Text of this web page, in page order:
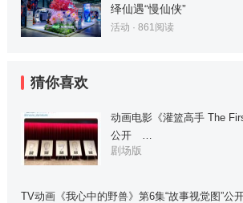
绎仙遇“慢仙侠”
活动 · 861阅读
猜你喜欢
动画电影《灌篮高手 The
公开 …
剧场版
TV动画《我心中的野兽》第6集“故事视觉图”公